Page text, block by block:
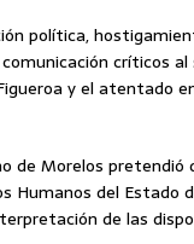
política,
críticos
y el atentado
de Morelos pretendió
Humanos del Estado
de las